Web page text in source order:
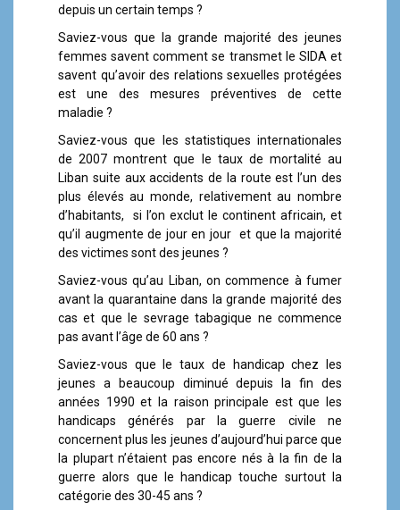
depuis un certain temps ?
Saviez-vous que la grande majorité des jeunes
femmes savent comment se transmet le SIDA et
savent qu’avoir des relations sexuelles protégées
est une des mesures préventives de cette
maladie ?
Saviez-vous que les statistiques internationales
de 2007 montrent que le taux de mortalité au
Liban suite aux accidents de la route est l’un des
plus élevés au monde, relativement au nombre
d’habitants, si l’on exclut le continent africain, et
qu’il augmente de jour en jour et que la majorité
des victimes sont des jeunes ?
Saviez-vous qu’au Liban, on commence à fumer
avant la quarantaine dans la grande majorité des
cas et que le sevrage tabagique ne commence
pas avant l’âge de 60 ans ?
Saviez-vous que le taux de handicap chez les
jeunes a beaucoup diminué depuis la fin des
années 1990 et la raison principale est que les
handicaps générés par la guerre civile ne
concernent plus les jeunes d’aujourd’hui parce que
la plupart n’étaient pas encore nés à la fin de la
guerre alors que le handicap touche surtout la
catégorie des 30-45 ans ?